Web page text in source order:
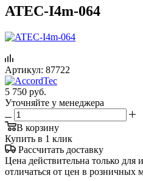
ATEC-I4m-064
Артикул: 87722
5 750 руб.
Уточняйте у менеджера
В корзину
Купить в 1 клик
Рассчитать доставку
Цена действительна только для
отличаться от цен в розничных